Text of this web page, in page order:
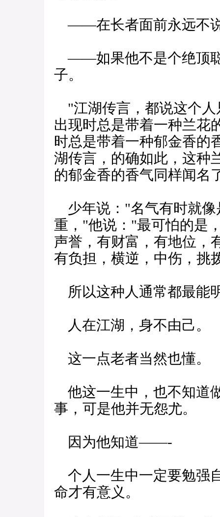
——在长者面前永远不
——如果他不是个绝顶
子。
"江湖传言，都说这个人
出现时总是带着一种兰花
时总是带着一种郁金香的
湖传言，的确如此，这种
的郁金香的香气同样闻名
少年说："名气有时就像
重，"他说："最可怕的是
声誉，有财富，有地位，
有负担，横逆，中伤，挑
所以这种人通常都最能
人在江湖，身不由己。
这一点老者当然也懂。
他这一生中，也不知道
事，可是他并无怨尤。
因为他知道——-
个人一生中一定要勉强
命才有意义。